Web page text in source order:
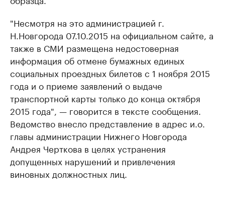
"Несмотря на это администрацией г.
Н.Новгорода 07.10.2015 на официальном сайте, а
также в СМИ размещена недостоверная
информация об отмене бумажных единых
социальных проездных билетов с 1 ноября 2015
года и о приеме заявлений о выдаче
транспортной карты только до конца октября
2015 года", — говорится в тексте сообщения.
Ведомство внесло представление в адрес и.о.
главы администрации Нижнего Новгорода
Андрея Черткова в целях устранения
допущенных нарушений и привлечения
виновных должностных лиц.